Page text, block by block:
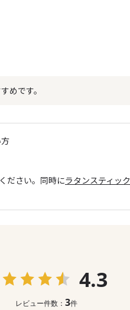
めです。
ださい。同時にラタンスティック
4.3
レビュー件数： 3件